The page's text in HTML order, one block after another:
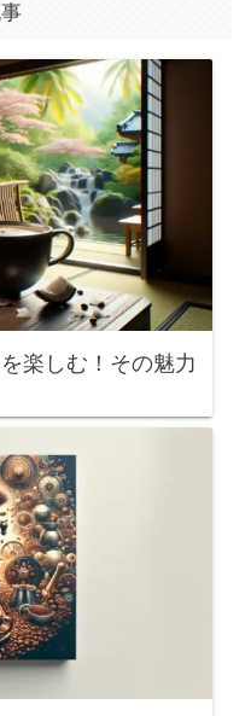
楽しむ！その魅力